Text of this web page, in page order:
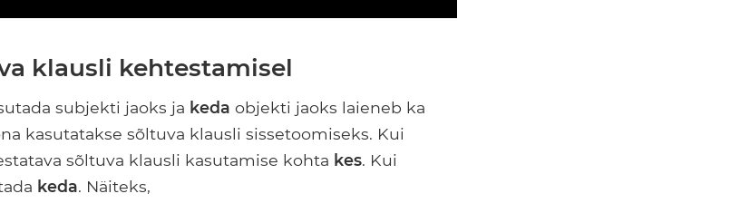
klausli kehtestamisel
subjekti jaoks ja keda objekti jaoks laieneb ka
kasutatakse sõltuva klausli sissetoomiseks. Kui
sõltuva klausli kasutamise kohta kes. Kui
keda. Näiteks,